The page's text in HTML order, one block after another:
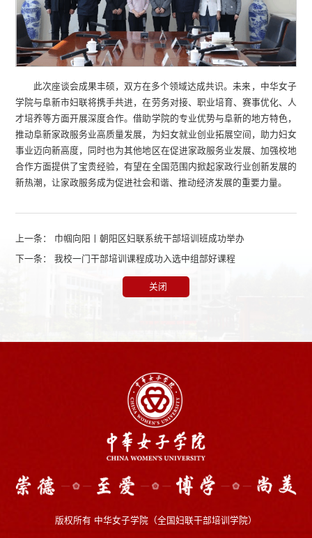
此次座谈会成果丰硕，双方在多个领域达成共识。未来，中华女子
学院与阜新市妇联将携手共进，在劳务对接、职业培育、赛事优化、人
才培养等方面开展深度合作。借助学院的专业优势与阜新的地方特色，
推动阜新家政服务业高质量发展，为妇女就业创业拓展空间，助力妇女
事业迈向新高度，同时也为其他地区在促进家政服务业发展、加强校地
合作方面提供了宝贵经验，有望在全国范围内掀起家政行业创新发展的
新热潮，让家政服务成为促进社会和谐、推动经济发展的重要力量。
上一条： 巾帼向阳丨朝阳区妇联系统干部培训班成功举办
下一条：我校一门干部培训课程成功入选中组部好课程
关闭
版权所有 中华女子学院（全国妇联干部培训学院）